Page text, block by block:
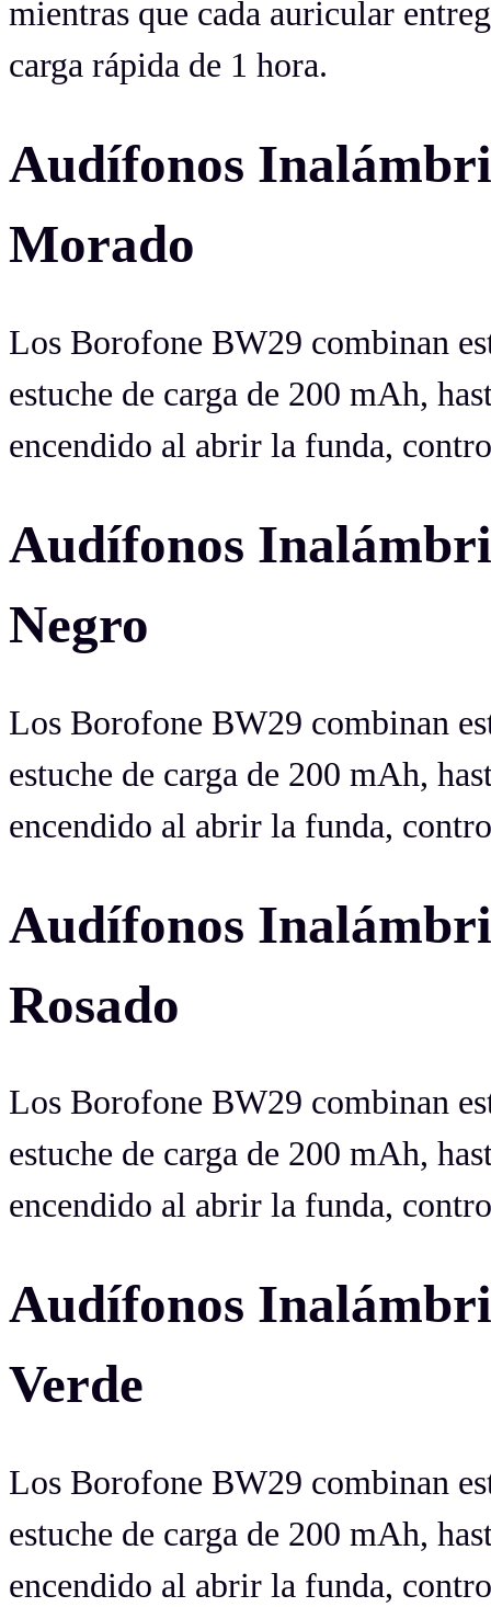
mientras que cada auricular
carga rápida de 1 hora.
Audífonos
Morado
Los Borofone BW29 combinan
estuche de carga de 200 mAh,
encendido al abrir la funda,
Audífonos
Negro
Los Borofone BW29 combinan
estuche de carga de 200 mAh,
encendido al abrir la funda,
Audífonos
Rosado
Los Borofone BW29 combinan
estuche de carga de 200 mAh,
encendido al abrir la funda,
Audífonos
Verde
Los Borofone BW29 combinan
estuche de carga de 200 mAh,
encendido al abrir la funda,